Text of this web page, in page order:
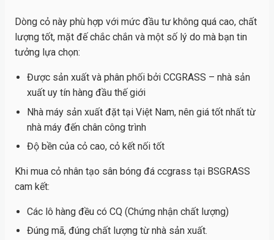
Dòng cỏ này phù hợp với mức đầu tư không quá cao, chất
lượng tốt, mặt đế chắc chắn và một số lý do mà bạn tin
tưởng lựa chọn:
Được sản xuất và phân phối bởi CCGRASS – nhà sản
xuất uy tín hàng đầu thế giới
Nhà máy sản xuất đặt tại Việt Nam, nên giá tốt nhất từ
nhà máy đến chân công trình
Độ bền của cỏ cao, cỏ kết nối tốt
Khi mua cỏ nhân tạo sân bóng đá ccgrass tại BSGRASS
cam kết:
Các lô hàng đều có CQ (Chứng nhận chất lượng)
Đúng mã, đúng chất lượng từ nhà sản xuất.